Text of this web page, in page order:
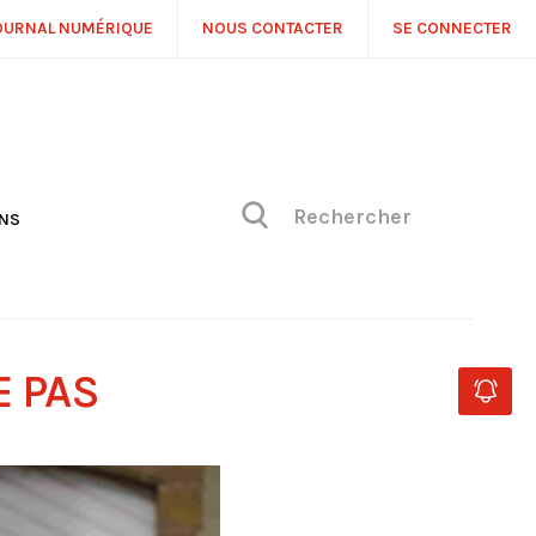
NUMÉRIQUE NOUS CONTACTER SE CONNECTER
PAS